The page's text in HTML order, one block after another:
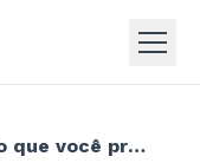
Vale-alimentação: tudo que você precisa saber sobre esse benefício